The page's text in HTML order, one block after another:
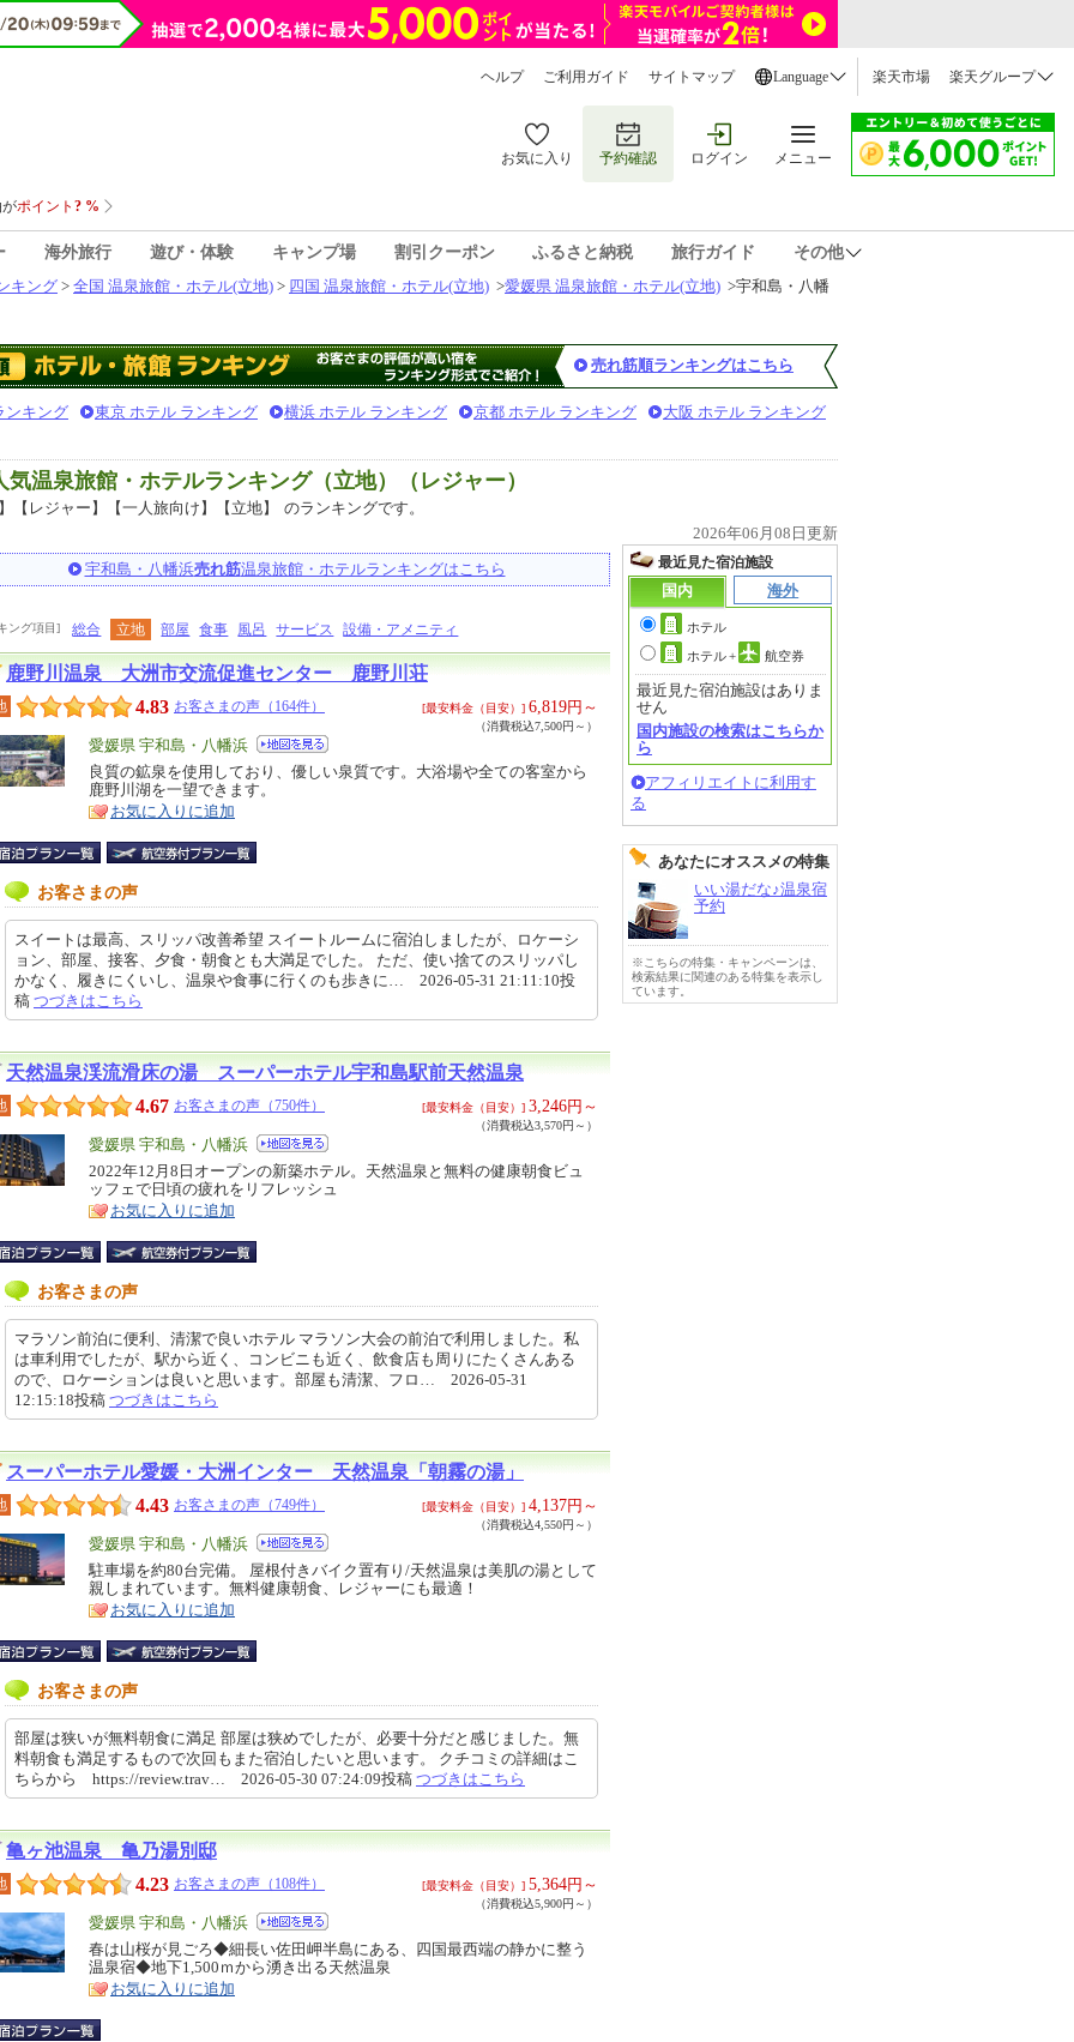
ヘルプ ご利用ガイド サイトマップ Language 楽天市場 楽天グループ
お気に入り 予約確認 ログイン メニュー
海外旅行 遊び・体験 キャンプ場 割引クーポン ふるさと納税 旅行ガイド
その他
キング > 全国 温泉旅館・ホテル(立地) > 四国 温泉旅館・ホテル(立地) >愛媛県 温泉旅館・ホテル(立地) >宇和島・八幡
売れ筋順ランキングはこちら
ンキング 東京 ホテル ランキング 横浜 ホテル ランキング 京都 ホテル ランキング 大阪 ホテル ランキング
温泉旅館・ホテルランキング（立地）（レジャー）
レジャー】【一人旅向け】【立地】
のランキングです。
2026年06月08日更新
宇和島・八幡浜売れ筋温泉旅館・ホテルランキングはこちら
ング項目] 総合 立地 部屋 食事 風呂 サービス 設備・アメニティ
鹿野川温泉 大洲市交流促進センター 鹿野川荘
4.83 お客さまの声（164件） [最安料金（目安）] 6,819円～
（消費税込7,500円～）
エ
リ
ア
愛媛県 宇和島・八幡浜
特
徴
良質の鉱泉を使用しており、優しい泉質です。大浴場や全ての客室から
鹿野川湖を一望できます。
お気に入りに追加
お客さまの声
スイートは最高、スリッパ改善希望 スイートルームに宿泊しましたが、ロケーシ
ョン、部屋、接客、夕食・朝食とも大満足でした。 ただ、使い捨てのスリッパし
かなく、履きにくいし、温泉や食事に行くのも歩きに… 2026-05-31 21:11:10投
稿 つづきはこちら
天然温泉渓流滑床の湯 スーパーホテル宇和島駅前天然温泉
4.67 お客さまの声（750件） [最安料金（目安）] 3,246円～
（消費税込3,570円～）
エ
リ
ア
愛媛県 宇和島・八幡浜
特
徴
2022年12月8日オープンの新築ホテル。天然温泉と無料の健康朝食ビュ
ッフェで日頃の疲れをリフレッシュ
お気に入りに追加
お客さまの声
マラソン前泊に便利、清潔で良いホテル マラソン大会の前泊で利用しました。私
は車利用でしたが、駅から近く、コンビニも近く、飲食店も周りにたくさんある
ので、ロケーションは良いと思います。部屋も清潔、フロ… 2026-05-31
12:15:18投稿 つづきはこちら
スーパーホテル愛媛・大洲インター 天然温泉「朝霧の湯」
4.43 お客さまの声（749件） [最安料金（目安）] 4,137円～
（消費税込4,550円～）
エ
リ
ア
愛媛県 宇和島・八幡浜
特
徴
駐車場を約80台完備。 屋根付きバイク置有り/天然温泉は美肌の湯として
親しまれています。無料健康朝食、レジャーにも最適！
お気に入りに追加
お客さまの声
部屋は狭いが無料朝食に満足 部屋は狭めでしたが、必要十分だと感じました。無
料朝食も満足するもので次回もまた宿泊したいと思います。 クチコミの詳細はこ
ちらから https://review.trav… 2026-05-30 07:24:09投稿 つづきはこちら
亀ヶ池温泉 亀乃湯別邸
4.23 お客さまの声（108件） [最安料金（目安）] 5,364円～
（消費税込5,900円～）
エ
リ
ア
愛媛県 宇和島・八幡浜
特
徴
春は山桜が見ごろ◆細長い佐田岬半島にある、四国最西端の静かに整う
温泉宿◆地下1,500ｍから湧き出る天然温泉
お気に入りに追加
最近見た宿泊施設
国内
海外
ホテル
ホテル+ 航空券
最近見た宿泊施設はありま
せん
国内施設の検索はこちらか
ら
アフィリエイトに利用す
る
あなたにオススメの特集
いい湯だな♪温泉宿
予約
※こちらの特集・キャンペーンは、
検索結果に関連のある特集を表示し
ています。